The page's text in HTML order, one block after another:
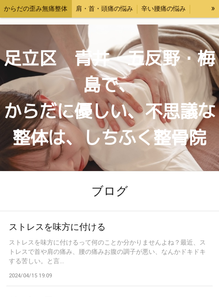
からだの歪み無痛整体 肩・首・頭痛の悩み 辛い腰痛の悩み
交通事故後の体調ケア・むちうち対応 料金表 お問い合わせ 自己紹介
»
足立区 青井・五反野・梅
島で、
からだに優しい、不思議な
整体は、しちふく整骨院
ブログ
ストレスを味方に付ける
ストレスを味方に付けるって何のことか分かりませんよね？最近、ス
トレスで首や肩の痛み、腰の痛みお腹の調子が悪い、なんかドキドキ
する苦しい。と言...
2024/04/15 19:09